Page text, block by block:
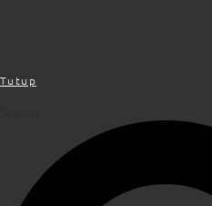
Tutup